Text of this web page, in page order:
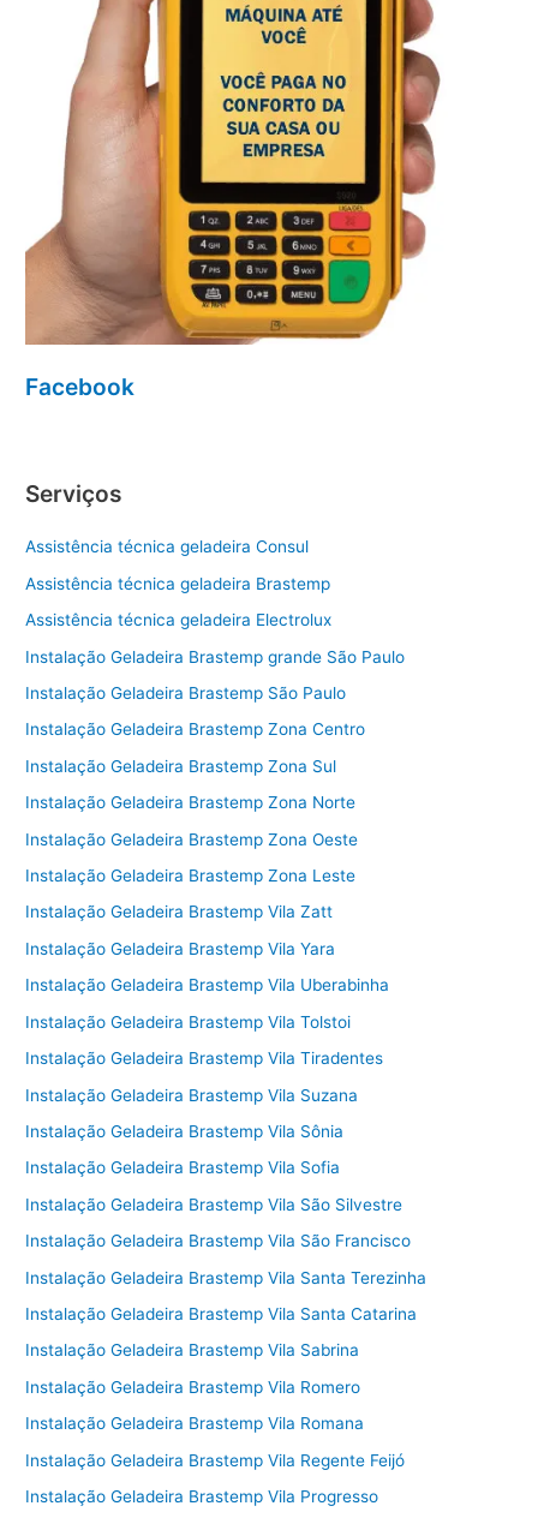
Facebook
Serviços
Assistência técnica geladeira Consul
Assistência técnica geladeira Brastemp
Assistência técnica geladeira Electrolux
Instalação Geladeira Brastemp grande São Paulo
Instalação Geladeira Brastemp São Paulo
Instalação Geladeira Brastemp Zona Centro
Instalação Geladeira Brastemp Zona Sul
Instalação Geladeira Brastemp Zona Norte
Instalação Geladeira Brastemp Zona Oeste
Instalação Geladeira Brastemp Zona Leste
Instalação Geladeira Brastemp Vila Zatt
Instalação Geladeira Brastemp Vila Yara
Instalação Geladeira Brastemp Vila Uberabinha
Instalação Geladeira Brastemp Vila Tolstoi
Instalação Geladeira Brastemp Vila Tiradentes
Instalação Geladeira Brastemp Vila Suzana
Instalação Geladeira Brastemp Vila Sônia
Instalação Geladeira Brastemp Vila Sofia
Instalação Geladeira Brastemp Vila São Silvestre
Instalação Geladeira Brastemp Vila São Francisco
Instalação Geladeira Brastemp Vila Santa Terezinha
Instalação Geladeira Brastemp Vila Santa Catarina
Instalação Geladeira Brastemp Vila Sabrina
Instalação Geladeira Brastemp Vila Romero
Instalação Geladeira Brastemp Vila Romana
Instalação Geladeira Brastemp Vila Regente Feijó
Instalação Geladeira Brastemp Vila Progresso